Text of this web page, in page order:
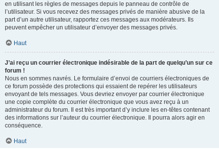
en utilisant les règles de messages depuis le panneau de contrôle de
l’utilisateur. Si vous recevez des messages privés de manière abusive de la
part d’un autre utilisateur, rapportez ces messages aux modérateurs. Ils
peuvent empêcher un utilisateur d’envoyer des messages privés.
Haut
J’ai reçu un courrier électronique indésirable de la part de quelqu’un sur ce
forum !
Nous en sommes navrés. Le formulaire d’envoi de courriers électroniques de
ce forum possède des protections qui essaient de repérer les utilisateurs
envoyant de tels messages. Vous devriez envoyer par courrier électronique
une copie complète du courrier électronique que vous avez reçu à un
administrateur du forum. Il est très important d’y inclure les en-têtes contenant
des informations sur l’auteur du courrier électronique. Il pourra alors agir en
conséquence.
Haut